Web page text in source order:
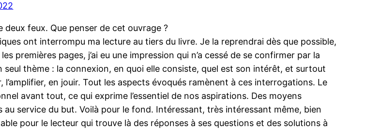
deux feux. Que penser de cet ouvrage ?
ont interrompu ma lecture au tiers du livre. Je la reprendrai dès que possible,
premières pages, j’ai eu une impression qui n’a cessé de se confirmer par la
seul thème : la connexion, en quoi elle consiste, quel est son intérêt, et surtout
l’amplifier, en jouir. Tout les aspects évoqués ramènent à ces interrogations. Le
avant tout, ce qui exprime l’essentiel de nos aspirations. Des moyens
au service du but. Voilà pour le fond. Intéressant, très intéressant même, bien
pour le lecteur qui trouve là des réponses à ses questions et des solutions à